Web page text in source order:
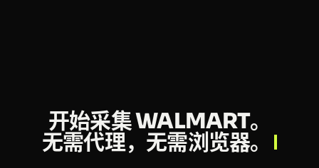
开始采集 WALMART。
无需代理，无需浏览器。